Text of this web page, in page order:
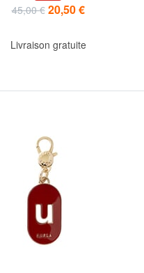
45,00 € 20,50 €
Livraison gratuite